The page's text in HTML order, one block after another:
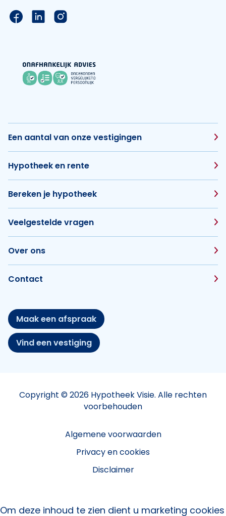
Link naar de Facebook pagina van Hypotheek
Link naar de LinkedIn pagina van
Link naar de Instagram pagina van
Een aantal van onze vestigingen
Hypotheek en rente
Bereken je hypotheek
Veelgestelde vragen
Over ons
Contact
Maak een afspraak
Vind een vestiging
Copyright © 2026 Hypotheek Visie. Alle rechten
voorbehouden
Algemene voorwaarden
Privacy en cookies
Disclaimer
Om deze inhoud te zien dient u marketing cookies